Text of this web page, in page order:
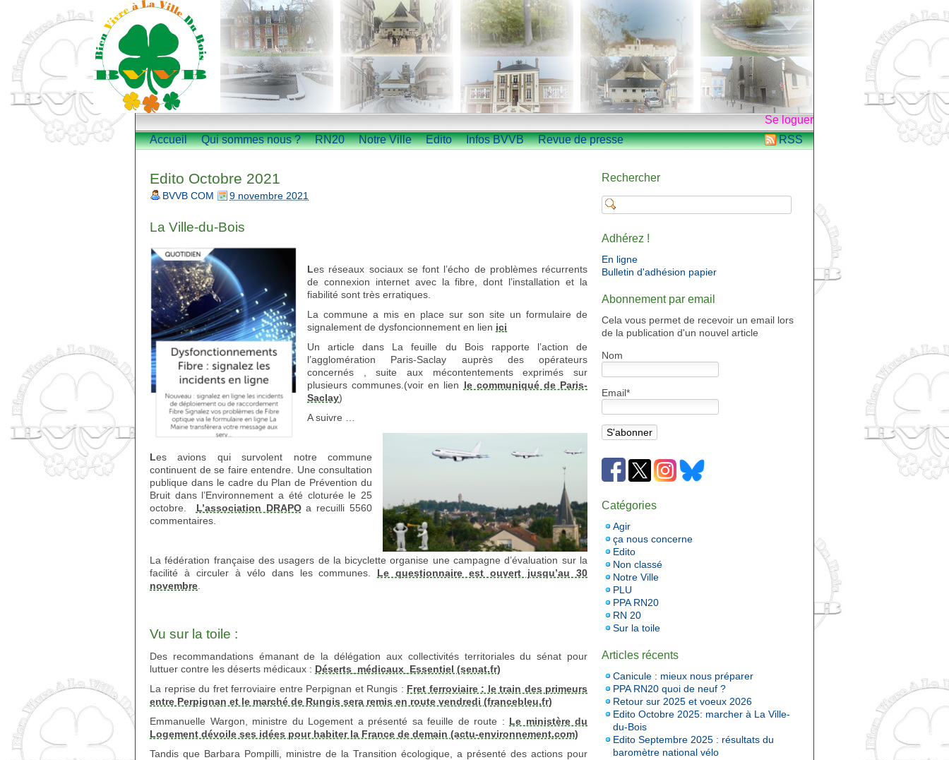
Se loguer
Accueil
Qui sommes nous ? RN20 Notre Ville Edito Infos BVVB Revue de presse RSS
Edito Octobre 2021
BVVB COM 9 novembre 2021
La Ville-du-Bois
Les réseaux sociaux se font l’écho de problèmes récurrents
de connexion internet avec la fibre, dont l’installation et la
fiabilité sont très erratiques.
La commune a mis en place sur son site un formulaire de
signalement de dysfoncionnement en lien ici
Un article dans La feuille du Bois rapporte l’action de
l’agglomération Paris-Saclay auprès des opérateurs
concernés , suite aux mécontentements exprimés sur
plusieurs communes.(voir en lien le communiqué de Paris-
Saclay)
A suivre …
Les avions qui survolent notre commune
continuent de se faire entendre. Une consultation
publique dans le cadre du Plan de Prévention du
Bruit dans l’Environnement a été cloturée le 25
octobre. L’association DRAPOa recuilli 5560
commentaires.
La fédération française des usagers de la bicyclette organise une campagne d’évaluation sur la
facilité à circuler à vélo dans les communes. Le questionnaire est ouvert jusqu’au 30
novembre
Vu sur la toile :
Des recommandations émanant de la délégation aux collectivités territoriales du sénat pour
luttuer contre les déserts médicaux : Déserts_médicaux_Essentiel (senat.fr)
La reprise du fret ferroviaire entre Perpignan et Rungis : Fret ferroviaire : le train des primeurs
entre Perpignan et le marché de Rungis sera remis en route vendredi (francebleu.fr)
Emmanuelle Wargon, ministre du Logement a présenté sa feuille de route : Le ministère du
Logement dévoile ses idées pour habiter la France de demain (actu-environnement.com)
Tandis que Barbara Pompilli, ministre de la Transition écologique, a présenté des actions pour
Rechercher
Adhérez !
En ligne
Bulletin d'adhésion papier
Abonnement par email
Cela vous permet de recevoir un email lors
de la publication d'un nouvel article
Nom
Email*
Catégories
Agir
ça nous concerne
Edito
Non classé
Notre Ville
PLU
PPA RN20
RN 20
Sur la toile
Articles récents
Canicule : mieux nous préparer
PPA RN20 quoi de neuf ?
Retour sur 2025 et voeux 2026
Edito Octobre 2025: marcher à La Ville-
du-Bois
Edito Septembre 2025 : résultats du
baromètre national vélo